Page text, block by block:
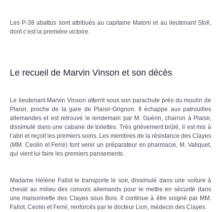
Les P-38 abattus sont attribués au capitaine Matoni et au lieutenant Stoll,
dont c’est la première victoire.
Le recueil de Marvin Vinson et son décès
Le lieutenant Marvin Vinson atterrit sous son parachute près du moulin de
Plaisir, proche de la gare de Plaisir-Grignon. Il échappe aux patrouilles
allemandes et est retrouvé le lendemain par M. Guérin, charron à Plaisir,
dissimulé dans une cabane de toilettes. Très grièvement brûlé, il est mis à
l’abri et reçoit les premiers soins. Les membres de la résistance des Clayes
(MM. Ceolin et Ferré) font venir un préparateur en pharmacie, M. Valiquet,
qui vient lui faire les premiers pansements.
Madame Hélène Fallot le transporte le soir, dissimulé dans une voiture à
cheval au milieu des convois allemands pour le mettre en sécurité dans
une maisonnette des Clayes sous Bois. Il continue à être soigné par MM.
Fallot, Ceolin et Ferré, renforcés par le docteur Lion, médecin des Clayes.